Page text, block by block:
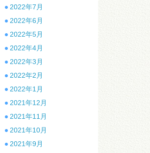
2022年7月
2022年6月
2022年5月
2022年4月
2022年3月
2022年2月
2022年1月
2021年12月
2021年11月
2021年10月
2021年9月